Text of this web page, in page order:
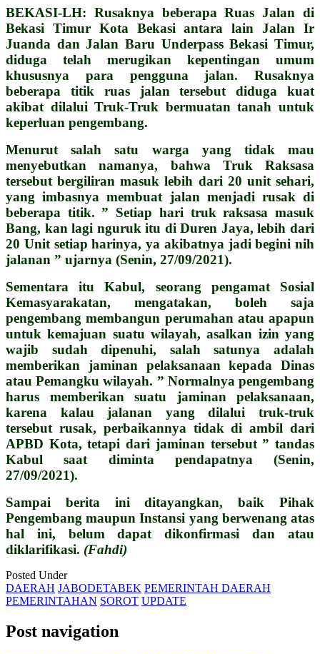
BEKASI-LH: Rusaknya beberapa Ruas Jalan di
Bekasi Timur Kota Bekasi antara lain Jalan Ir
Juanda dan Jalan Baru Underpass Bekasi Timur,
diduga telah merugikan kepentingan umum
khususnya para pengguna jalan. Rusaknya
beberapa titik ruas jalan tersebut diduga kuat
akibat dilalui Truk-Truk bermuatan tanah untuk
keperluan pengembang.
Menurut salah satu warga yang tidak mau
menyebutkan namanya, bahwa Truk Raksasa
tersebut bergiliran masuk lebih dari 20 unit sehari,
yang imbasnya membuat jalan menjadi rusak di
beberapa titik. ” Setiap hari truk raksasa masuk
Bang, kan lagi nguruk itu di Duren Jaya, lebih dari
20 Unit setiap harinya, ya akibatnya jadi begini nih
jalanan ” ujarnya (Senin, 27/09/2021).
Sementara itu Kabul, seorang pengamat Sosial
Kemasyarakatan, mengatakan, boleh saja
pengembang membangun perumahan atau apapun
untuk kemajuan suatu wilayah, asalkan izin yang
wajib sudah dipenuhi, salah satunya adalah
memberikan jaminan pelaksanaan kepada Dinas
atau Pemangku wilayah. ” Normalnya pengembang
harus memberikan suatu jaminan pelaksanaan,
karena kalau jalanan yang dilalui truk-truk
tersebut rusak, perbaikannya tidak di ambil dari
APBD Kota, tetapi dari jaminan tersebut ” tandas
Kabul saat diminta pendapatnya (Senin,
27/09/2021).
Sampai berita ini ditayangkan, baik Pihak
Pengembang maupun Instansi yang berwenang atas
hal ini, belum dapat dikonfirmasi dan atau
diklarifikasi. (Fahdi)
Posted Under
DAERAH JABODETABEK PEMERINTAH DAERAH
PEMERINTAHAN SOROT UPDATE
Post navigation